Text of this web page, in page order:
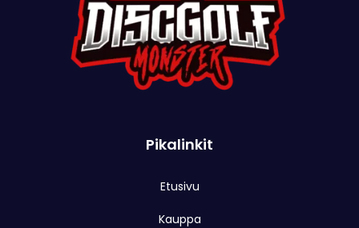
Pikalinkit
Etusivu
Kauppa